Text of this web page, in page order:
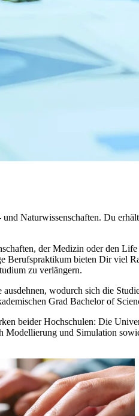
Naturwissenschaften. Du
der Medizin oder den
Berufspraktikum bieten Dir viel
zu verlängern.
wodurch sich die
Grad Bachelor of
beider Hochschulen: Die
und Simulation